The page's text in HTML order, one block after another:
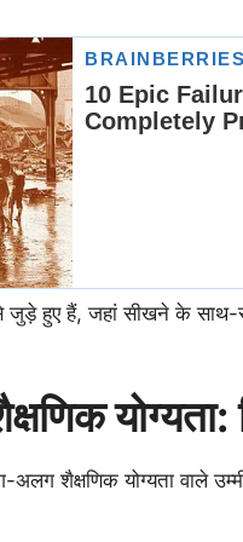
हुए हैं, जहां सीखने के साथ-
शैक्षणिक योग्यता वाले